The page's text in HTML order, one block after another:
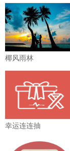
椰风雨林
幸运连连抽